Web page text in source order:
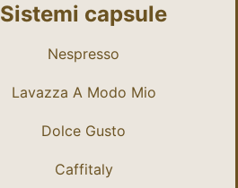
Sistemi capsule
Nespresso
Lavazza A Modo Mio
Dolce Gusto
Caffitaly